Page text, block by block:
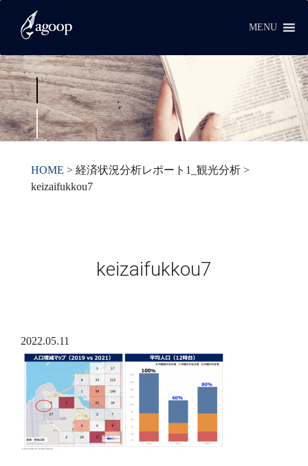
MENU
HOME > 経済状況分析レポート1_観光分析>
keizaifukkou7
keizaifukkou7
2022.05.11